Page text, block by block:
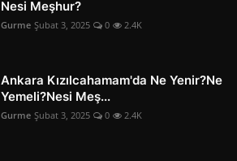
Nesi Meşhur?
Gurme Şubat 3, 2025 0 2.4K
Ankara Kızılcahamam'da Ne Yenir?Ne
Yemeli?Nesi Meş...
Gurme Şubat 3, 2025 0 2.4K